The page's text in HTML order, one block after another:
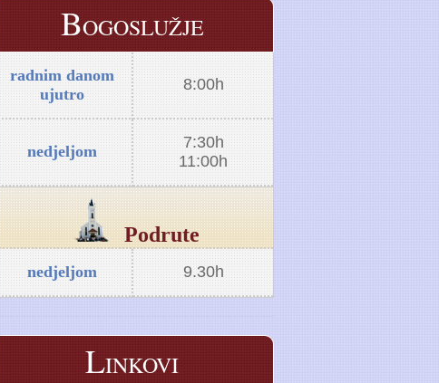
BOGOSLUŽJE
radnim danom
ujutro
8:00h
nedjeljom
7:30h
11:00h
Podrute
nedjeljom 9.30h
LINKOVI